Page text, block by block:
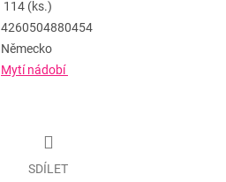
114 (ks.)
4260504880454
Německo
Mytí nádobí
SDÍLET